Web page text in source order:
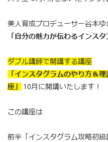
美人育成プロデューサー谷本ゆ
「自分の魅力が伝わるインスタ
ダブル講師で開講する講座
「インスタグラムのやり方＆
座」
10月に開講いたします！
この講座は
前半「インスタグラム攻略初級